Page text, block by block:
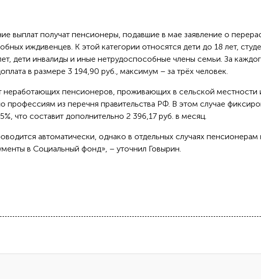
выплат получат пенсионеры, подавшие в мае заявление о
иждивенцев. К этой категории относятся дети до 18 лет,
дети инвалиды и иные нетрудоспособные члены семьи. За
в размере 3 194,90 руб., максимум – за трёх человек.
неработающих пенсионеров, проживающих в сельской
профессиям из перечня правительства РФ. В этом случае
что составит дополнительно 2 396,17 руб. в месяц.
автоматически, однако в отдельных случаях
в Социальный фонд», – уточнил Говырин.